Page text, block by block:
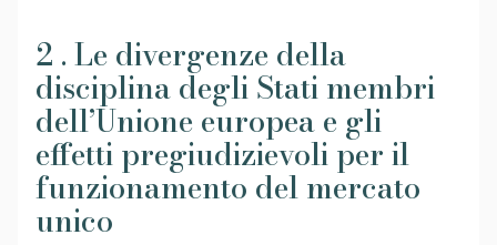
2 . Le divergenze della
disciplina degli Stati membri
dell’Unione europea e gli
effetti pregiudizievoli per il
funzionamento del mercato
unico